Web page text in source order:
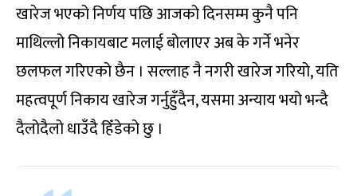
खारेज भएको निर्णय पछि आजको दिनसम्म कुनै पनि
माथिल्लो निकायबाट मलाई बोलाएर अब के गर्ने भनेर
छलफल गरिएको छैन । सल्लाह नै नगरी खारेज गरियो, यति
महत्वपूर्ण निकाय खारेज गर्नुहुँदैन, यसमा अन्याय भयो भन्दै
दैलोदैलो धाउँदै हिँडेको छु ।